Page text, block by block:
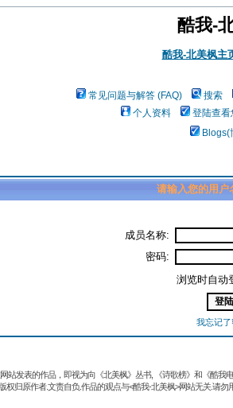
酷我-
酷我-北美枫主
常见问题与解答 (FAQ) 搜索
个人资料
登陆查看
Blogs(
请输入您的用户
成员名称:
密码:
浏览时自动
我忘记了
发表的作品，即视为向《北美枫》丛书, 《诗歌榜》和《酷
权归原作者.文责自负.作品的观点与<酷我-北美枫>网站无关.请